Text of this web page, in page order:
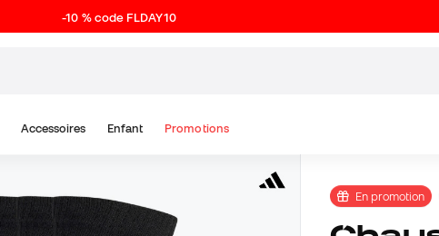
-10 % code FLDAY10
Accessoires Enfant Promotions
En promotion